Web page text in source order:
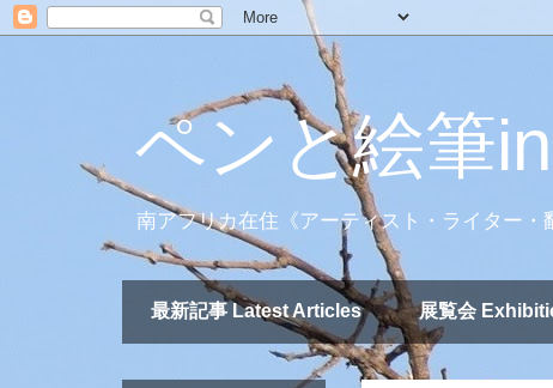
ペンと絵筆
南アフリカ在住《アーティスト・ライター
最新記事 Latest Articles 展覧会